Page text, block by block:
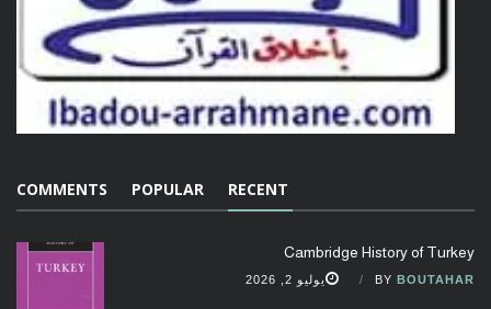
RECENT
POPULAR
COMMENTS
Cambridge History of Turkey
BY BOUTAHAR يوليو 2, 2026